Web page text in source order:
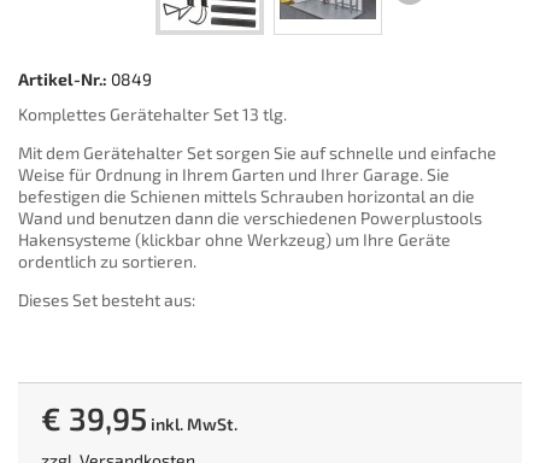
Artikel-Nr.: 0849
Komplettes Gerätehalter Set 13 tlg.
Mit dem Gerätehalter Set sorgen Sie auf schnelle und einfache
Weise für Ordnung in Ihrem Garten und Ihrer Garage. Sie
befestigen die Schienen mittels Schrauben horizontal an die
Wand und benutzen dann die verschiedenen Powerplustools
Hakensysteme (klickbar ohne Werkzeug) um Ihre Geräte
ordentlich zu sortieren.
Dieses Set besteht aus:
€ 39,95 inkl. MwSt.